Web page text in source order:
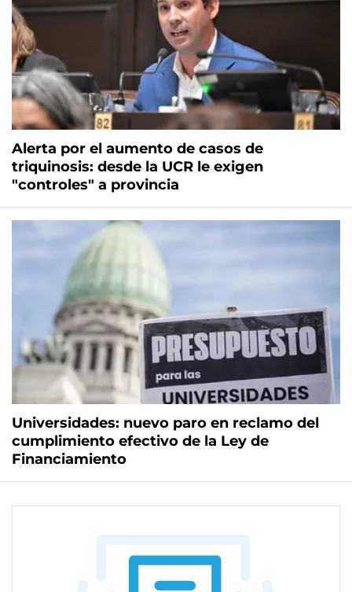
Alerta por el aumento de casos de
triquinosis: desde la UCR le exigen
"controles" a provincia
Universidades: nuevo paro en reclamo del
cumplimiento efectivo de la Ley de
Financiamiento